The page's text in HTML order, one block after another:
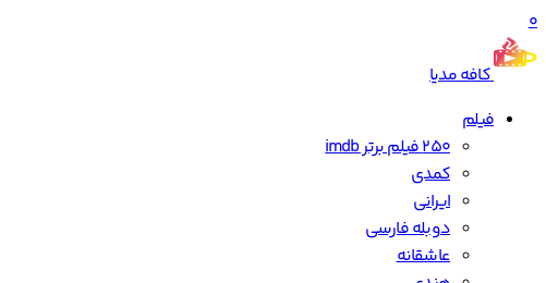
0
کافه مدیا
فیلم
250 فیلم برتر imdb
کمدی
ایرانی
دوبله فارسی
عاشقانه